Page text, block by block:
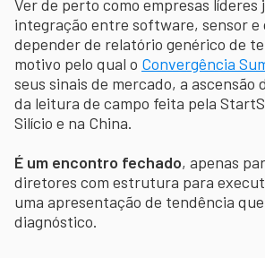
Ver de perto como empresas líderes
integração entre software, sensor e
depender de relatório genérico de
motivo pelo qual o Convergência
seus sinais de mercado, a ascensão
da leitura de campo feita pela
Silício e na China.
É um encontro fechado, apenas
diretores com estrutura para
uma apresentação de tendência
diagnóstico.